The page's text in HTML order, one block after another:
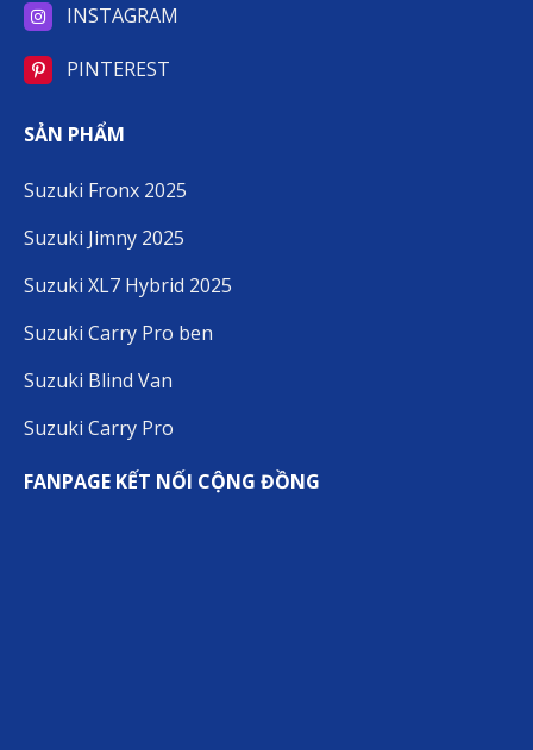
INSTAGRAM
PINTEREST
SẢN PHẨM
Suzuki Fronx 2025
Suzuki Jimny 2025
Suzuki XL7 Hybrid 2025
Suzuki Carry Pro ben
Suzuki Blind Van
Suzuki Carry Pro
FANPAGE KẾT NỐI CỘNG ĐỒNG